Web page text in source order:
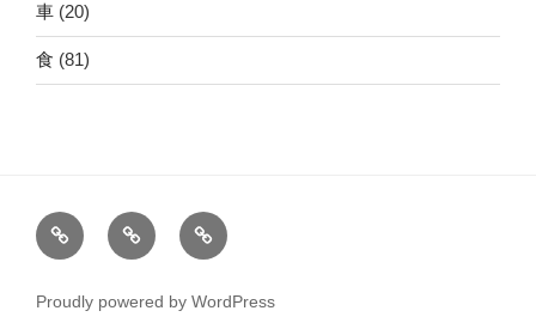
車 (20)
食 (81)
ホ
ー
運
営
こ
の
Proudly powered by WordPress